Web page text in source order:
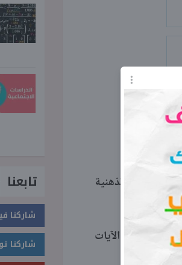
القدرات الذهنية
استيعاب الآيات
تابعنا
شاركنا
شاركنا